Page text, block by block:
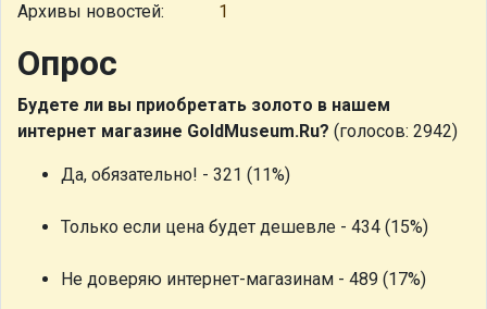
Архивы новостей: 1
Опрос
Будете ли вы приобретать золото в нашем
интернет магазине GoldMuseum.Ru? (голосов: 2942)
Да, обязательно! - 321 (11%)
Только если цена будет дешевле - 434 (15%)
Не доверяю интернет-магазинам - 489 (17%)